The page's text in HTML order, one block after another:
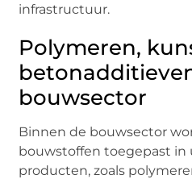
infrastructuur.
Polymeren,
bouwsector
Binnen de bouwsector
bouwstoffen toegepast in
producten, zoals